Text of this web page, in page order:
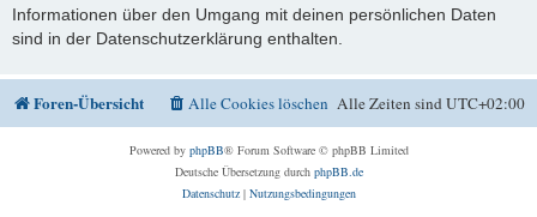
Informationen über den Umgang mit deinen persönlichen Daten
sind in der Datenschutzerklärung enthalten.
Foren-Übersicht Alle Zeiten sindUTC+02:00
Alle Cookies löschen
Powered by phpBB® Forum Software © phpBB Limited
Deutsche Übersetzung durch phpBB.de
Datenschutz| Nutzungsbedingungen